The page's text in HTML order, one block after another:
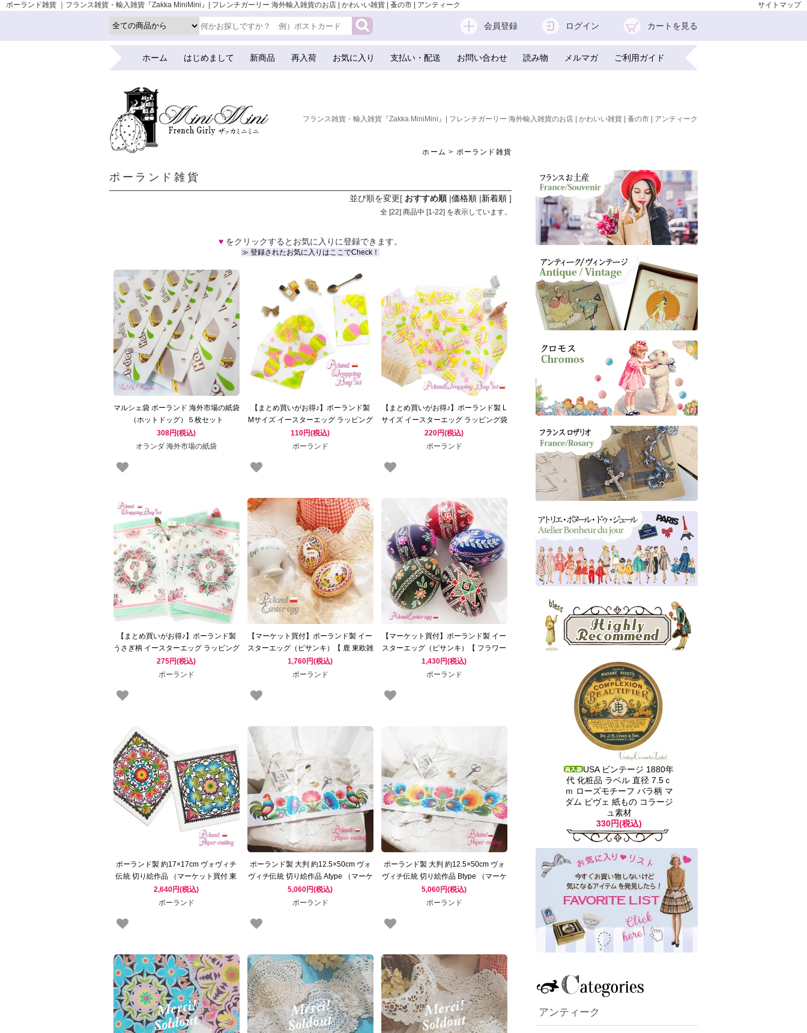
ポーランド雑貨 ｜フランス雑貨・輸入雑貨『Zakka MiniMini』| フレンチガーリー 海外輸入雑貨のお店 | かわいい雑貨 | 蚤の市 | アンティーク サイトマップ
会員登録 ログイン カートを見る
ホーム はじめまして 新商品 再入荷 お気に入り 支払い・配送 お問い合わせ 読み物 メルマガ ご利用ガイド
フランス雑貨・輸入雑貨『Zakka MiniMini』| フレンチガーリー 海外輸入雑貨のお店 | かわいい雑貨 | 蚤の市 | アンティーク
ホーム > ポーランド雑貨
ポーランド雑貨
並び順を変更[ おすすめ順 |価格順 |新着順 ]
全 [22] 商品中 [1-22] を表示しています。
♥ をクリックするとお気に入りに登録できます。
≫ 登録されたお気に入りはここでCheck！
マルシェ袋 ポーランド 海外市場の紙袋
（ホットドッグ）５枚セット
308円(税込)
オランダ 海外市場の紙袋
【まとめ買いがお得♪】ポーランド製
Mサイズ イースターエッグ ラッピング
袋セット 【復活祭 パーティ雑貨 イー
スターエッグ 】
110円(税込)
ポーランド
【まとめ買いがお得♪】ポーランド製 L
サイズ イースターエッグ ラッピング袋
セット 【復活祭 パーティ雑貨 イース
ターエッグ 】
220円(税込)
ポーランド
【まとめ買いがお得♪】ポーランド製
うさぎ柄 イースターエッグ ラッピング
袋セット 【復活祭 パーティ雑貨 イー
スターエッグ 】
275円(税込)
ポーランド
【マーケット買付】ポーランド製 イー
スターエッグ（ピサンキ）【 鹿 東欧雑
貨 東ヨーロッパ 】
1,760円(税込)
ポーランド
【マーケット買付】ポーランド製 イー
スターエッグ（ピサンキ）【 フラワー
東欧雑貨 東ヨーロッパ 】
1,430円(税込)
ポーランド
ポーランド製 約17×17cm ヴォヴィチ
伝統 切り絵作品 （マーケット買付 東
欧雑貨 東ヨーロッパ）
2,640円(税込)
ポーランド
ポーランド製 大判 約12.5×50cm ヴォ
ヴィチ伝統 切り絵作品 Atype （マーケ
ット買付 東欧雑貨 東ヨーロッパ）
5,060円(税込)
ポーランド
ポーランド製 大判 約12.5×50cm ヴォ
ヴィチ伝統 切り絵作品 Btype （マーケ
ット買付 東欧雑貨 東ヨーロッパ）
5,060円(税込)
ポーランド
USA ビンテージ 1880年
代 化粧品 ラベル 直径 7.5ｃ
ｍ ローズモチーフ バラ柄 マ
ダム ピヴェ 紙もの コラージ
ュ素材
330円(税込)
アンティーク